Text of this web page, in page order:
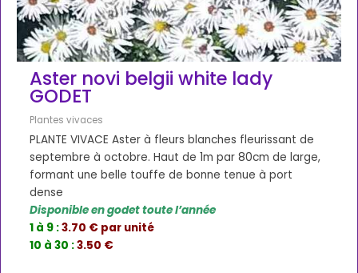
Aster novi belgii white lady
GODET
Plantes vivaces
PLANTE VIVACE Aster à fleurs blanches fleurissant de
septembre à octobre. Haut de 1m par 80cm de large,
formant une belle touffe de bonne tenue à port
dense
Disponible en godet toute l’année
1 à 9 :3.70 € par unité
10 à 30 :3.50 €